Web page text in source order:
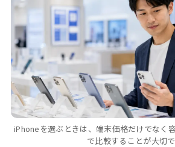
iPhoneを選ぶときは、端末価格だけでなく
で比較することが大切